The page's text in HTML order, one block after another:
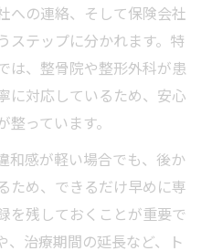
への連絡、そして保険会社
ステップに分かれます。特
は、整骨院や整形外科が患
に対応しているため、安心
っています。
和感が軽い場合でも、後か
ため、できるだけ早めに専
を残しておくことが重要で
、治療期間の延長など、ト